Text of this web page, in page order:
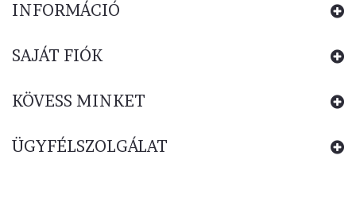
INFORMÁCIÓ
SAJÁT FIÓK
KÖVESS MINKET
ÜGYFÉLSZOLGÁLAT